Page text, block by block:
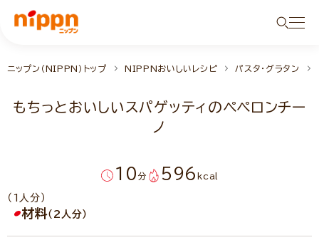
ニップン（NIPPN）トップ NIPPNおいしいレシピ パスタ・グラタン
もちっとおいしいスパゲッティのペペロンチー
ノ
10 分 596kcal
（1人分）
材料（2人分）